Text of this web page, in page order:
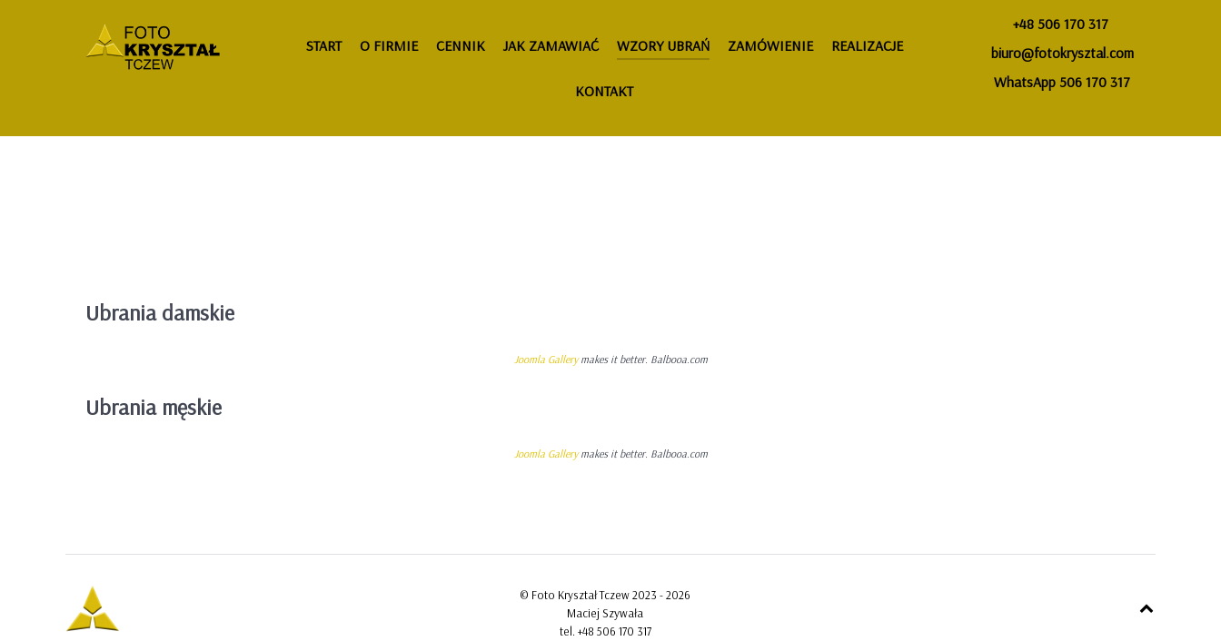
START O FIRMIE CENNIK JAK ZAMAWIAĆ WZORY UBRAŃ ZAMÓWIENIE REALIZACJE
KONTAKT
+48 506 170 317
biuro@fotokrysztal.com
WhatsApp 506 170 317
Ubrania damskie
Joomla Gallerymakes it better. Balbooa.com
Ubrania męskie
Joomla Gallerymakes it better. Balbooa.com
© Foto Kryształ Tczew 2023 - 2026
Maciej Szywała
tel. +48 506 170 317